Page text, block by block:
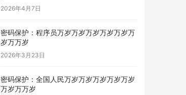
2026年4月7日
密码保护：程序员万岁万岁万岁万岁万岁万
岁万万岁
2026年3月23日
密码保护：全国人民万岁万岁万岁万岁万岁
万岁万万岁